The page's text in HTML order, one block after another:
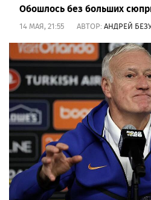
Обошлось без больших
14 МАЯ, 21:55 АВТОР: АНДРЕЙ